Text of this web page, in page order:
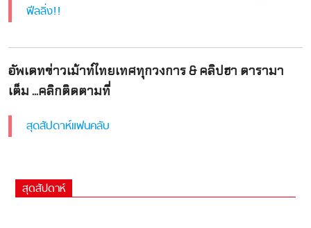
ฟีลลิ่ง!!
อัพเดทข่าวเม้าท์ไทยเทศทุกวงการ & คลิปฮา ดารามา
เต็ม ...คลิกติดตามที่
สุดสัปดาห์แฟนคลับ
สุดสัปดาห์